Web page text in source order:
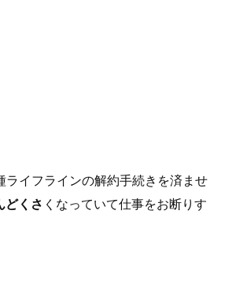
イフラインの解約手続きを済ませ
どくさ くなっていて仕事をお断りす